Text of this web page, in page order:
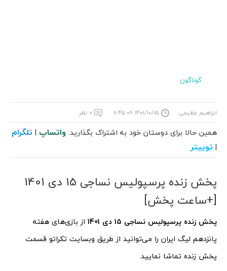
گوناگون
ابراهیم عظیمی ۱۴۰۱/۱۰/۱۵ ۱۱:۴۵:۰۶ ۰ نظر
همین حالا برای دوستان خود به اشتراک بگذارید: واتساپ | تلگرام
| توییتر
پخش زنده پرسپولیس نساجی 15 دی 1401
[+ساعت پخش]
پخش زنده پرسپولیس نساجی 15 دی 1401
از بازی‌های هفته
پانزدهم لیگ ایران را می‌توانید از طریق وبسایت تکراتو قسمت
پخش زنده تماشا نمایید.